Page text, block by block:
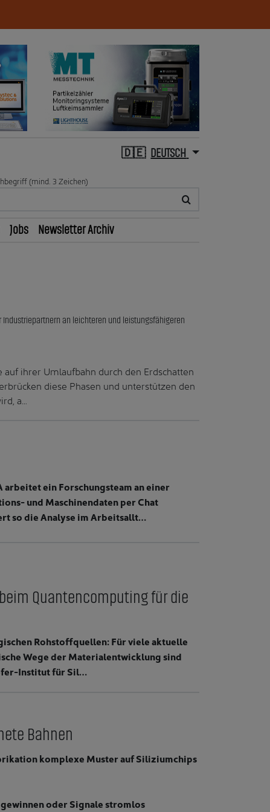
DEUTSCH
(mind. 3 Zeichen)
Jobs Newsletter Archiv
Industriepartnern an leichteren und leistungsfähigeren
ihrer Umlaufbahn durch den Erdschatten
diese Phasen und unterstützen den
a…
arbeitet ein Forschungsteam an einer
und Maschinendaten per Chat
so die Analyse im Arbeitsallt…
Quantencomputing für die
Rohstoffquellen: Für viele aktuelle
Wege der Materialentwicklung sind
Institut für Sil…
Bahnen
komplexe Muster auf Siliziumchips
oder Signale stromlos